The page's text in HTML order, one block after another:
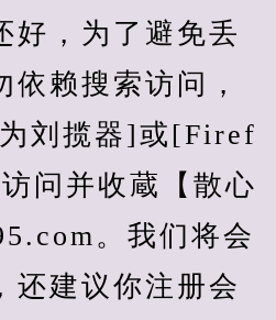
好，为了避免丢
赖搜索访问，
刘揽器]或[Firef
问并收蔵【散心
。我们将会
还建议你注册会